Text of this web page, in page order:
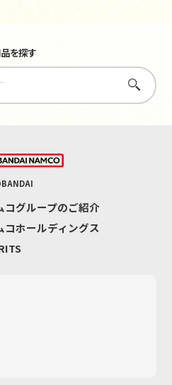
を探す
さがす
コグループのご紹介
コホールディングス